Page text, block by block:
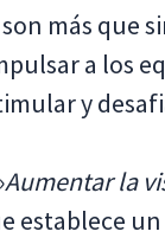
más que
a los
y
Aumentar la
establece